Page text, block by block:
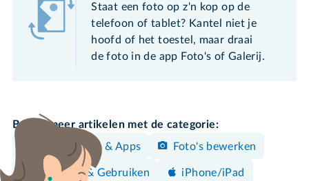
Staat een foto op z'n kop op de
telefoon of tablet? Kantel niet je
hoofd of het toestel, maar draai
de foto in de app Foto's of Galerij.
Bekijk meer artikelen met de categorie:
Programma's & Apps
Foto's bewerken
Bedienen & Gebruiken iPhone/iPad